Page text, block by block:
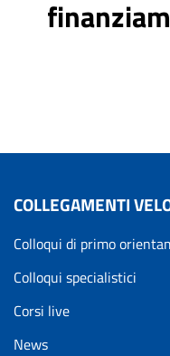
COLLEGAMENTI
Colloqui di primo
Colloqui specialistici
Corsi live
News